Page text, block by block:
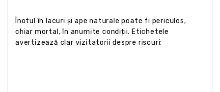
Înotul în lacuri și ape naturale poate fi periculos,
chiar mortal, în anumite condiții. Etichetele
avertizează clar vizitatorii despre riscuri: